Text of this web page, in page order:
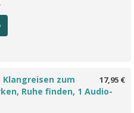
17,95 €
zum
Ruhe finden, 1 Audio-